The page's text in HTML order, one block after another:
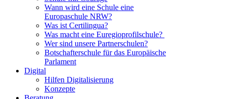
Wann wird eine Schule eine
Europaschule NRW?
Was ist Certilingua?
Was macht eine Euregioprofilschule?
Wer sind unsere Partnerschulen?
Botschafterschule für das Europäische
Parlament
Digital
Hilfen Digitalisierung
Konzepte